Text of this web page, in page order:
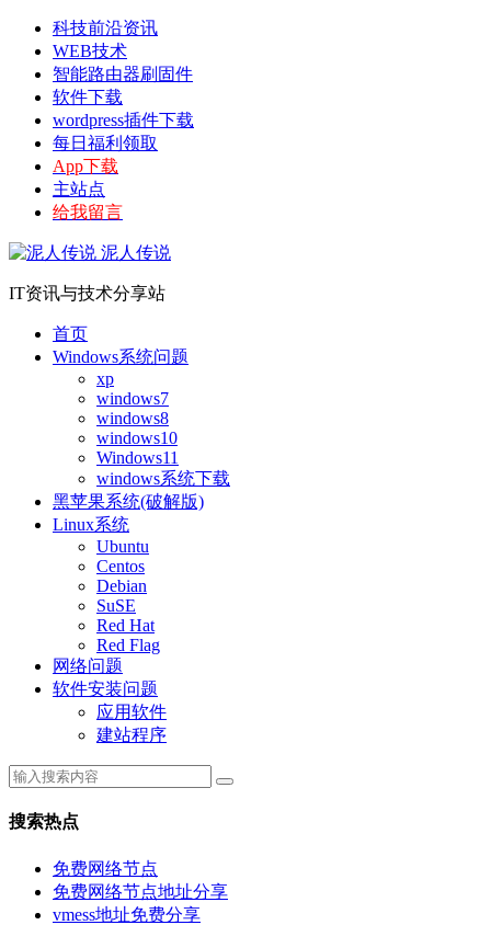
科技前沿资讯
WEB技术
智能路由器刷固件
软件下载
wordpress插件下载
每日福利领取
App下载
主站点
给我留言
泥人传说
IT资讯与技术分享站
首页
Windows系统问题
xp
windows7
windows8
windows10
Windows11
windows系统下载
黑苹果系统(破解版)
Linux系统
Ubuntu
Centos
Debian
SuSE
Red Hat
Red Flag
网络问题
软件安装问题
应用软件
建站程序
搜索热点
免费网络节点
免费网络节点地址分享
vmess地址免费分享